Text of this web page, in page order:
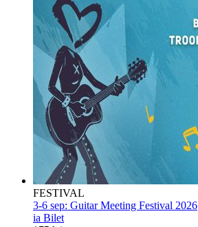
FESTIVAL
3-6 sep: Guitar Meeting Festival 2026
ia Bilet